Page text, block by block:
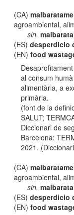
(CA)
agroambiental,
sin.
(ES)desperdicio
(EN)food
al consum
alimentària, a
primària.
(font de la
SALUT;
Diccionari de
Barcelona:
2021.
(CA)
agroambiental,
sin.
(ES)desperdicio
(EN)food